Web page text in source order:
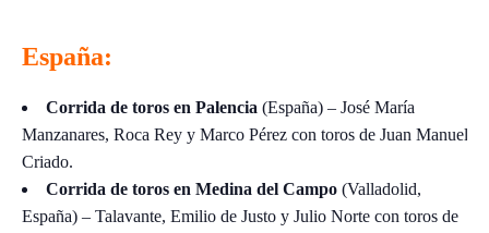
España:
Corrida de toros en Palencia (España) – José María
Manzanares, Roca Rey y Marco Pérez con toros de Juan Manuel
Criado.
Corrida de toros en Medina del Campo (Valladolid,
España) – Talavante, Emilio de Justo y Julio Norte con toros de